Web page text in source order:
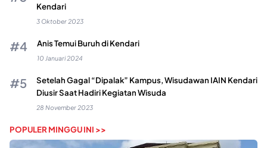
Kendari
3 Oktober 2023
Anis Temui Buruh di Kendari
10 Januari 2024
Setelah Gagal “Dipalak” Kampus, Wisudawan IAIN Kendari
Diusir Saat Hadiri Kegiatan Wisuda
28 November 2023
POPULER MINGGU INI >>